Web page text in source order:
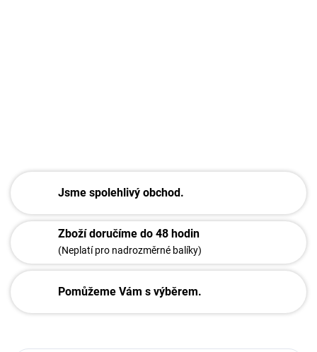
Jsme spolehlivý obchod.
Zboží doručíme do 48 hodin
(Neplatí pro nadrozměrné balíky)
Pomůžeme Vám s výběrem.